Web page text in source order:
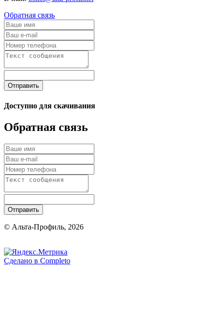
Обратная связь
Отправить
Доступно для скачивания
Обратная связь
Отправить
© Альта-Профиль, 2026
Сделано в Completo